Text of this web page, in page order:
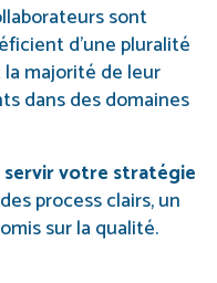
sont
d’une pluralité
la majorité de leur
dans des domaines
servir votre stratégie
process clairs, un
sur la qualité.